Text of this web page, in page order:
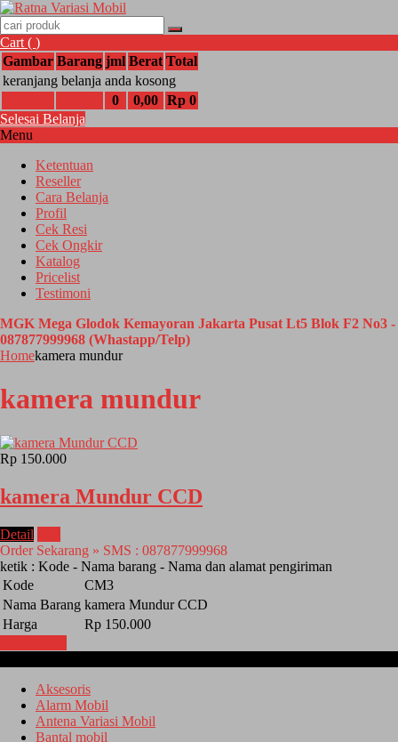
Cart ( )
Gambar Barang jml Berat Total
keranjang belanja anda kosong
0
0,00 Rp 0
Selesai Belanja
Menu
Ketentuan
Reseller
Cara Belanja
Profil
Cek Resi
Cek Ongkir
Katalog
Pricelist
Testimoni
MGK Mega Glodok Kemayoran Jakarta Pusat Lt5 Blok F2 No3 -
087877999968 (Whastapp/Telp)
Homekamera mundur
kamera mundur
Rp 150.000
kamera Mundur CCD
Detail
Order Sekarang » SMS : 087877999968
ketik : Kode - Nama barang - Nama dan alamat pengiriman
Kode
CM3
Nama Barang kamera Mundur CCD
Harga
Rp 150.000
Aksesoris
Alarm Mobil
Antena Variasi Mobil
Bantal mobil